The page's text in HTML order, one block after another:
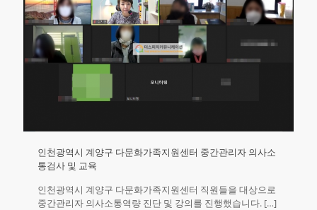
인천광역시 계양구 다문화가족지원센터 중간관리자 의사소
통검사 및 교육
인천광역시 계양구 다문화가족지원센터 직원들을 대상으로
중간관리자 의사소통역량 진단 및 강의를 진행했습니다. […]